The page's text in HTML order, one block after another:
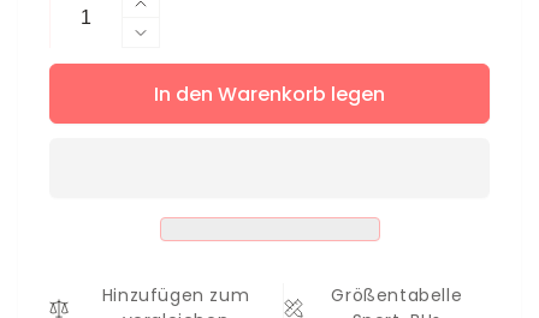
Erhöhe
die
Menge
für
Verringere
die
Menge
für
In den Warenkorb legen
Hinzufügen zum
Größentabelle